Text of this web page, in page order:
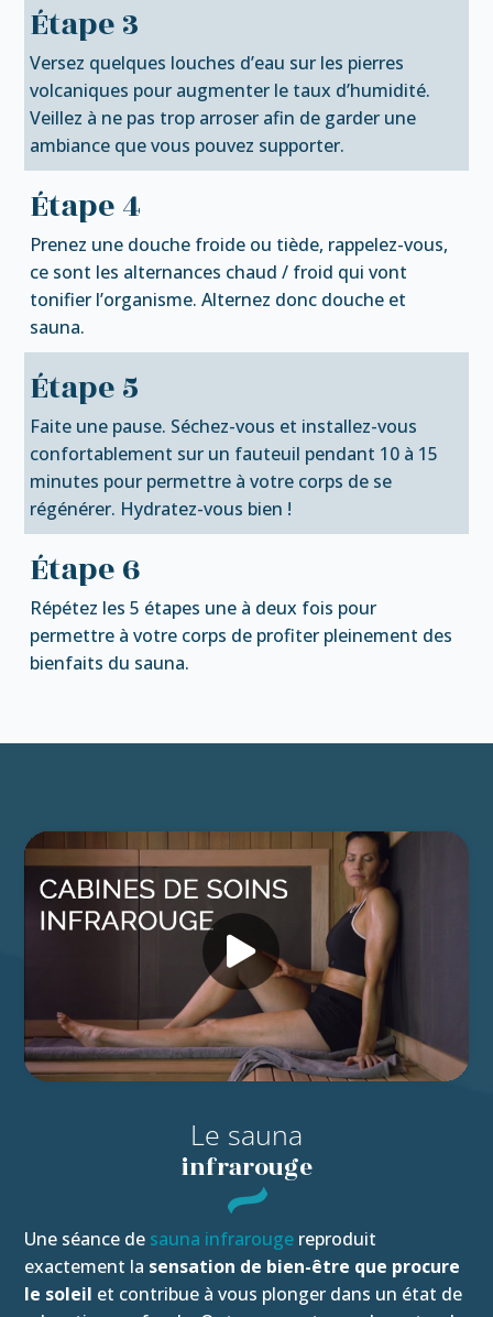
Étape 3
Versez quelques louches d’eau sur les pierres
volcaniques pour augmenter le taux d’humidité.
Veillez à ne pas trop arroser afin de garder une
ambiance que vous pouvez supporter.
Étape 4
Prenez une douche froide ou tiède, rappelez-vous,
ce sont les alternances chaud / froid qui vont
tonifier l’organisme. Alternez donc douche et
sauna.
Étape 5
Faite une pause. Séchez-vous et installez-vous
confortablement sur un fauteuil pendant 10 à 15
minutes pour permettre à votre corps de se
régénérer. Hydratez-vous bien !
Étape 6
Répétez les 5 étapes une à deux fois pour
permettre à votre corps de profiter pleinement des
bienfaits du sauna.
Le sauna
infrarouge
Une séance de sauna infrarouge reproduit
exactement la sensation de bien-être que procure
le soleil et contribue à vous plonger dans un état de